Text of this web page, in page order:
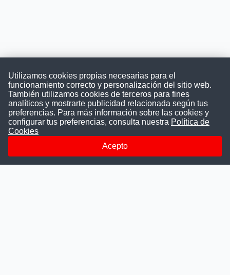
Convocatoriasdetrabajo.com
ConvocatoriasDeTrabajo.com es una plataforma informativa
la difusión y transparencia de los concursos públicos, además
ayudamos a las instituciones a encontrar a los mejores
talentos. A nuestros usuarios le brindamos en un solo lugar
Utilizamos cookies propias necesarias para el
funcionamiento correcto y personalización del sitio web.
También utilizamos cookies de terceros para fines
analíticos y mostrarte publicidad relacionada según tus
preferencias. Para más información sobre las cookies y
configurar tus preferencias, consulta nuestra Política de
Cookies
Acepto